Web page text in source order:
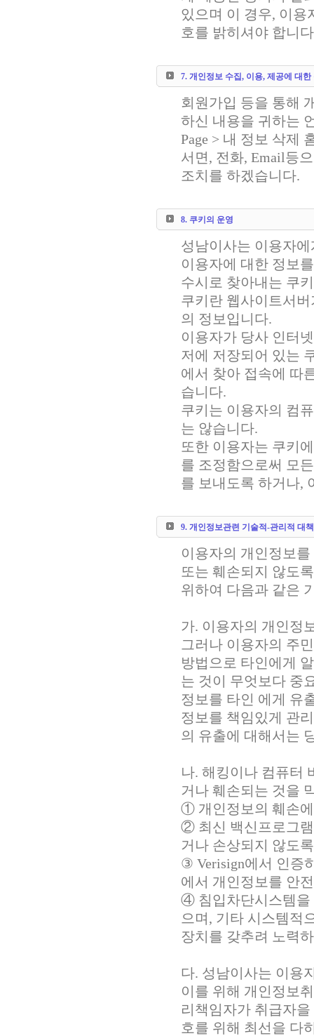
있으며 이 경우, 이용
호를 밝히셔야 합니
7. 개인정보 수집, 이용, 제공에 대
회원가입 등을 통해
하신 내용을 귀하는
Page > 내 정보 삭제
서면, 전화, Email등
조치를 하겠습니다.
8. 쿠키의 운영
성남이사는 이용자
이용자에 대한 정보
수시로 찾아내는 쿠
쿠키란 웹사이트서
의 정보입니다.
이용자가 당사 인터
저에 저장되어 있는
에서 찾아 접속에 따
습니다.
쿠키는 이용자의 컴
는 않습니다.
또한 이용자는 쿠키
를 조정함으로써 모
를 보내도록 하거나,
9. 개인정보관련 기술적-관리적 대책
이용자의 개인정보
또는 훼손되지 않도
위하여 다음과 같은
가. 이용자의 개인정
그러나 이용자의 주
방법으로 타인에게
는 것이 무엇보다 중
정보를 타인 에게 유
정보를 책임있게 관
의 유출에 대해서는
나. 해킹이나 컴퓨터
거나 훼손되는 것을
① 개인정보의 훼손
② 최신 백신프로그
거나 손상되지 않도
③ Verisign에서 인증
에서 개인정보를 안
④ 침입차단시스템을
으며, 기타 시스템적
장치를 갖추려 노력
다. 성남이사는 이용
이를 위해 개인정보
리책임자가 취급자
호를 위해 최선을 다